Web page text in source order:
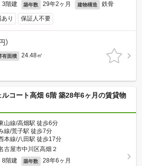
3階建 築年数 29年2ヶ月 建物構造 鉄骨
り 保証人不要
）
有面積 24.48㎡
ルコート高畑 6階 築28年6ヶ月の賃貸物
山線/高畑駅 徒歩6分
線/荒子駅 徒歩7分
本線/八田駅 徒歩17分
古屋市中川区高畑２
8階建 築年数 28年6ヶ月